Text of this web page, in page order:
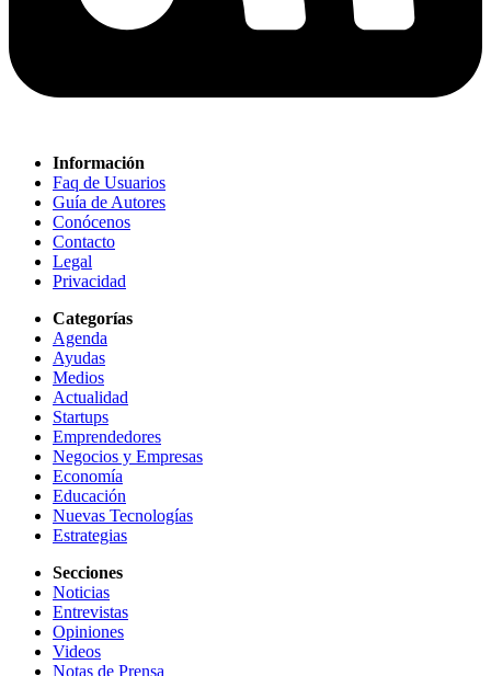
Información
Faq de Usuarios
Guía de Autores
Conócenos
Contacto
Legal
Privacidad
Categorías
Agenda
Ayudas
Medios
Actualidad
Startups
Emprendedores
Negocios y Empresas
Economía
Educación
Nuevas Tecnologías
Estrategias
Secciones
Noticias
Entrevistas
Opiniones
Videos
Notas de Prensa